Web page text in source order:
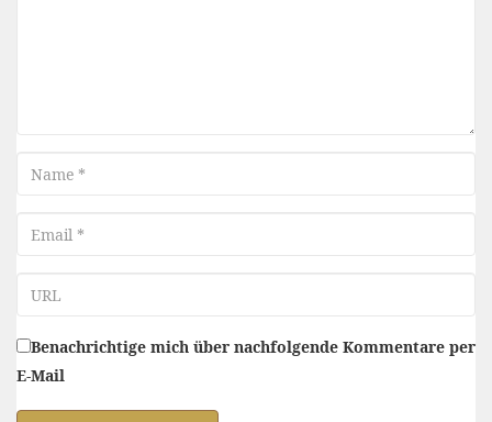
Name
Email
Benachrichtige mich über nachfolgende Kommentare per
E-Mail